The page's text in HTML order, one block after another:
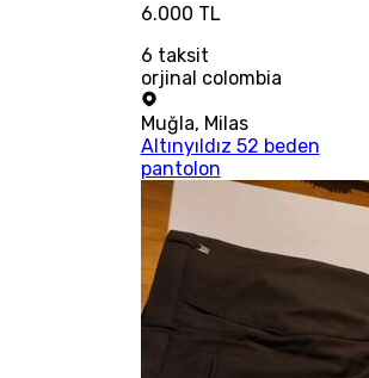
6.000 TL
6 taksit
orjinal colombia
Muğla, Milas
Altınyıldız 52 beden
pantolon